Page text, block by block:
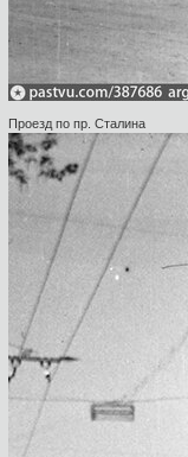
Проезд по пр. Сталина